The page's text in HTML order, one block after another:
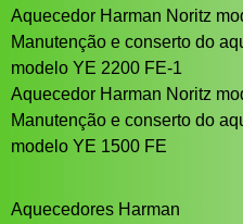
Aquecedor Harman Noritz
Manutenção e conserto do
modelo YE 2200 FE-1
Aquecedor Harman Noritz
Manutenção e conserto do
modelo YE 1500 FE
Aquecedores Harman